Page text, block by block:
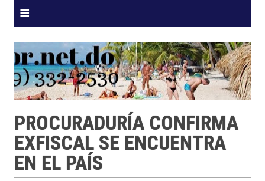
≡
PROCURADURÍA CONFIRMA
EXFISCAL SE ENCUENTRA
EN EL PAÍS